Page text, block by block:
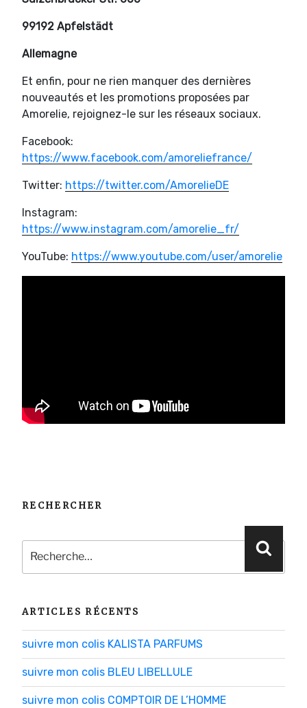
99192 Apfelstädt
Allemagne
Et enfin, pour ne rien manquer des dernières
nouveautés et les promotions proposées par
Amorelie, rejoignez-le sur les réseaux sociaux.
Facebook:
https://www.facebook.com/amoreliefrance/
Twitter: https://twitter.com/AmorelieDE
Instagram:
https://www.instagram.com/amorelie_fr/
YouTube: https://www.youtube.com/user/amorelie
RECHERCHER
Recherche
pour
:
ARTICLES RÉCENTS
suivre mon colis KALISTA PARFUMS
suivre mon colis BLEU LIBELLULE
suivre mon colis COMPTOIR DE L’HOMME